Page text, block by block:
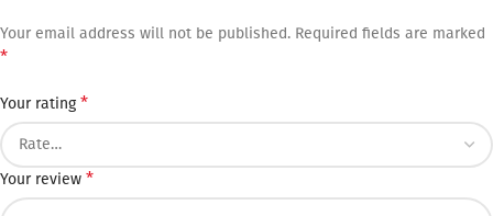
Your email address will not be published. Required fields are marked
*
Your rating *
Your review *